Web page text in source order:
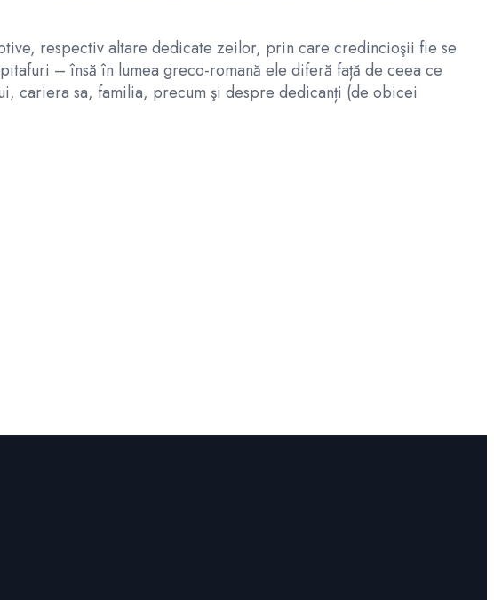
respectiv altare dedicate zeilor, prin care credincioşii fie se
– însă în lumea greco-romană ele diferă față de ceea ce
cariera sa, familia, precum şi despre dedicanți (de obicei